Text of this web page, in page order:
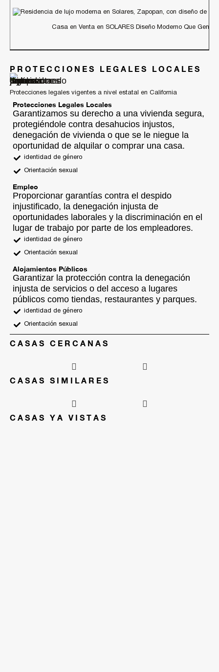
Casa en Venta en SOLARES Diseño Moderno Que
PROTECCIONES LEGALES LOCALES
Protecciones legales vigentes a nivel estatal en California
Protecciones Legales Locales
Garantizamos su derecho a una vivienda segura,
protegiéndole contra desahucios injustos,
denegación de vivienda o que se le niegue la
oportunidad de alquilar o comprar una casa.
identidad de género
Orientación sexual
Empleo
Proporcionar garantías contra el despido
injustificado, la denegación injusta de
oportunidades laborales y la discriminación en el
lugar de trabajo por parte de los empleadores.
identidad de género
Orientación sexual
Alojamientos Públicos
Garantizar la protección contra la denegación
injusta de servicios o del acceso a lugares
públicos como tiendas, restaurantes y parques.
identidad de género
Orientación sexual
CASAS CERCANAS
CASAS SIMILARES
CASAS YA VISTAS